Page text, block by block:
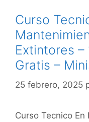
Curso
Extintores –
Gratis –
25 febrero, 2025
Curso Tecnico